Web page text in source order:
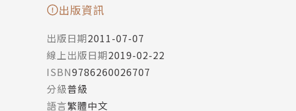
出版資訊
出版日期2011-07-07
線上出版日期2019-02-22
ISBN9786260026707
分級普級
語言繁體中文